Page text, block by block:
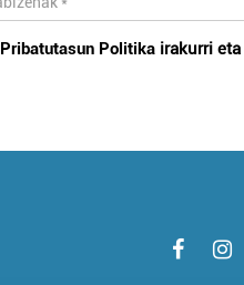
Pribatutasun Politika irakurri